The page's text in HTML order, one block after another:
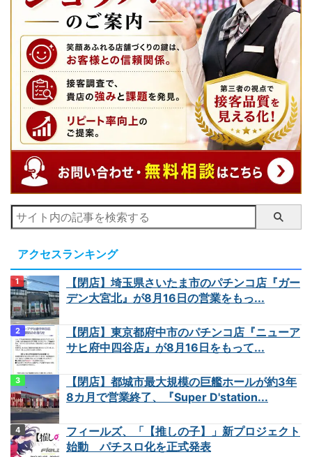
アクセスランキング
【閉店】埼玉県さいたま市のパチンコ店『ガー
デン大宮北』が8月16日の営業をもっ...
【閉店】東京都府中市のパチンコ店『ニューア
サヒ府中四谷店』が8月16日をもって...
【閉店】都城市最大規模の巨艦ホールが約3年
8カ月で営業終了、『Super D'station...
フィールズ、「【推しの子】」新プロジェクト
始動 パチスロ化を正式発表